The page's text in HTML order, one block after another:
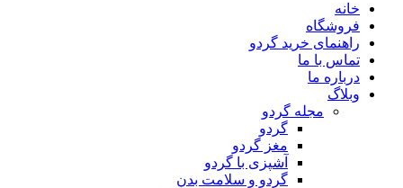
خانه
فروشگاه
راهنمای خرید گردو
تماس با ما
درباره ما
وبلاگ
مجله گردو
گردو
مغز گردو
آشپزی با گردو
گردو و سلامت بدن